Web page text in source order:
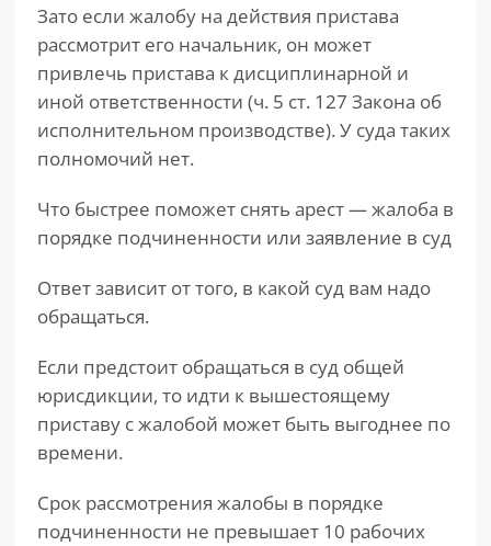
Зато если жалобу на действия пристава
рассмотрит его начальник, он может
привлечь пристава к дисциплинарной и
иной ответственности (ч. 5 ст. 127 Закона об
исполнительном производстве). У суда таких
полномочий нет.
Что быстрее поможет снять арест — жалоба в
порядке подчиненности или заявление в суд
Ответ зависит от того, в какой суд вам надо
обращаться.
Если предстоит обращаться в суд общей
юрисдикции, то идти к вышестоящему
приставу с жалобой может быть выгоднее по
времени.
Срок рассмотрения жалобы в порядке
подчиненности не превышает 10 рабочих